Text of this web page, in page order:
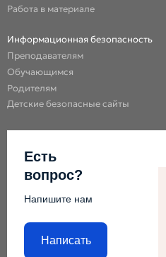
Работа в материале
Информационная безопасность
Преподавателям
Обучающимся
Родителям
Детские безопасные сайты
Есть
вопрос?
Напишите нам
Написать